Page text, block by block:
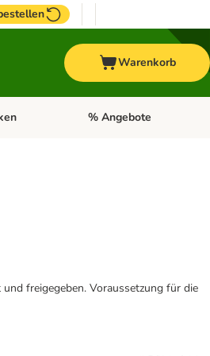
Warenkorb
öffnen: PferdKategorie-Menü öffnen:
% Angebote
freigegeben. Voraussetzung für die